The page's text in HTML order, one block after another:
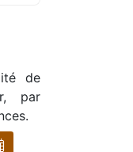
de
par